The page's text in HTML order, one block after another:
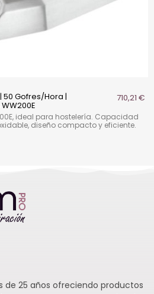
50 Gofres/Hora | 710,21 €
ideal para hostelería. Capacidad
diseño compacto y eficiente.
de 25 años ofreciendo productos